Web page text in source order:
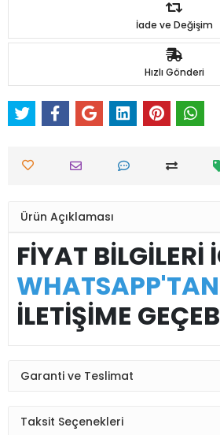
İade ve Değişim
Hızlı Gönderi
Ürün Açıklaması
FİYAT BİLGİLERİ
WHATSAPP'TAN
İLETİŞİME
Garanti ve Teslimat
Taksit Seçenekleri